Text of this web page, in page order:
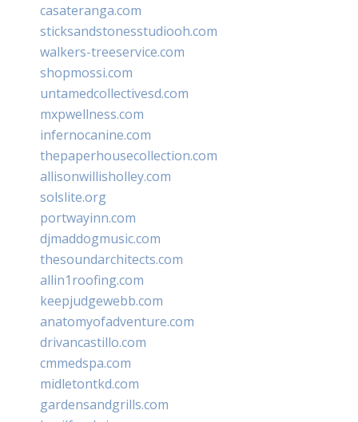
casateranga.com
sticksandstonesstudiooh.com
walkers-treeservice.com
shopmossi.com
untamedcollectivesd.com
mxpwellness.com
infernocanine.com
thepaperhousecollection.com
allisonwillisholley.com
solslite.org
portwayinn.com
djmaddogmusic.com
thesoundarchitects.com
allin1roofing.com
keepjudgewebb.com
anatomyofadventure.com
drivancastillo.com
cmmedspa.com
midletontkd.com
gardensandgrills.com